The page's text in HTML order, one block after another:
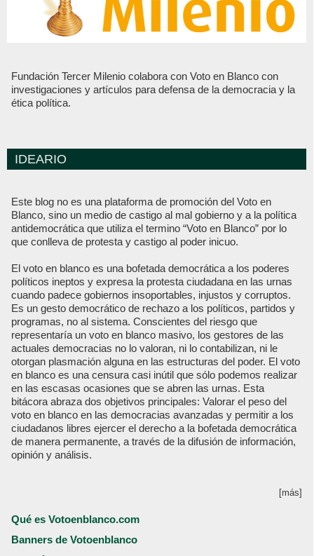
Fundación Tercer Milenio colabora con Voto en Blanco con
investigaciones y artículos para defensa de la democracia y la
ética política.
IDEARIO
Este blog no es una plataforma de promoción del Voto en
Blanco, sino un medio de castigo al mal gobierno y a la política
antidemocrática que utiliza el termino “Voto en Blanco” por lo
que conlleva de protesta y castigo al poder inicuo.
El voto en blanco es una bofetada democrática a los poderes
políticos ineptos y expresa la protesta ciudadana en las urnas
cuando padece gobiernos insoportables, injustos y corruptos.
Es un gesto democrático de rechazo a los políticos, partidos y
programas, no al sistema. Conscientes del riesgo que
representaría un voto en blanco masivo, los gestores de las
actuales democracias no lo valoran, ni lo contabilizan, ni le
otorgan plasmación alguna en las estructuras del poder. El voto
en blanco es una censura casi inútil que sólo podemos realizar
en las escasas ocasiones que se abren las urnas. Esta
bitácora abraza dos objetivos principales: Valorar el peso del
voto en blanco en las democracias avanzadas y permitir a los
ciudadanos libres ejercer el derecho a la bofetada democrática
de manera permanente, a través de la difusión de información,
opinión y análisis.
[más]
Qué es Votoenblanco.com
Banners de Votoenblanco